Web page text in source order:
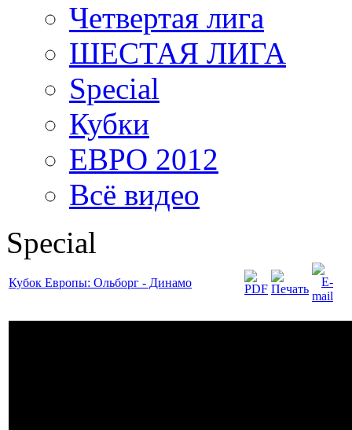
Четвертая лига
ШЕСТАЯ ЛИГА
Special
Кубки
ЕВРО 2012
Всё видео
Special
Кубок Европы: Ольборг - Динамо